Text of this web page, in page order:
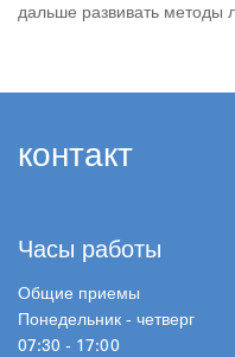
дальше развивать методы
контакт
Часы работы
Общие приемы
Понедельник - четверг
07:30 - 17:00